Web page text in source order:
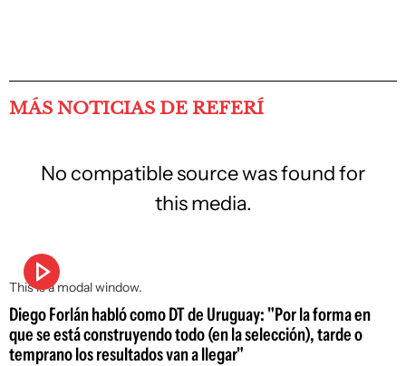
MÁS NOTICIAS DE REFERÍ
This is a modal window.
No compatible source was found for
this media.
Diego Forlán habló como DT de Uruguay: "Por la forma en
que se está construyendo todo (en la selección), tarde o
temprano los resultados van a llegar"